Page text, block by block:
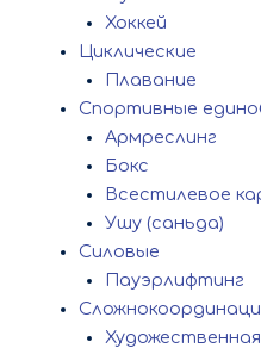
Хоккей
Циклические
Плавание
Спортивные
Армреслинг
Бокс
Всестилевое
Ушу (саньда)
Силовые
Пауэрлифтинг